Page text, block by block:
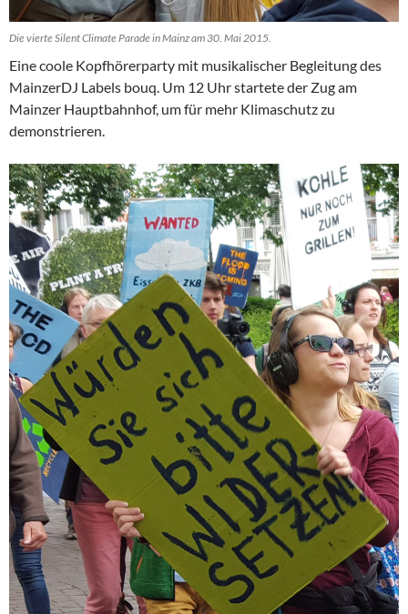
Die vierte Silent Climate Parade in Mainz am 30. Mai 2015.
Eine coole Kopfhörerparty mit musikalischer Begleitung des
MainzerDJ Labels bouq. Um 12 Uhr startete der Zug am
Mainzer Hauptbahnhof, um für mehr Klimaschutz zu
demonstrieren.